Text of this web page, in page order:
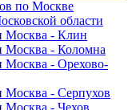
по Москве
области
Москва - Клин
Москва - Коломна
Москва - Орехово-
Москва - Серпухов
Москва - Чехов